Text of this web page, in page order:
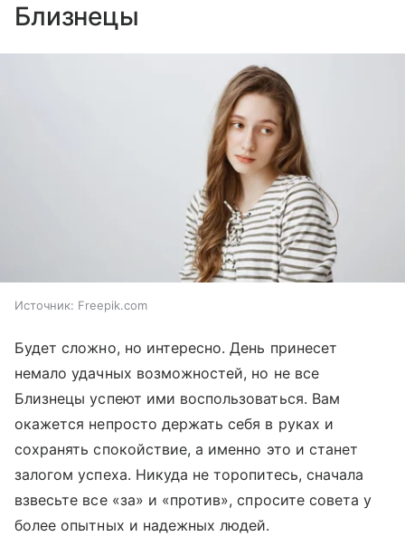
Близнецы
Источник: Freepik.com
Будет сложно, но интересно. День принесет
немало удачных возможностей, но не все
Близнецы успеют ими воспользоваться. Вам
окажется непросто держать себя в руках и
сохранять спокойствие, а именно это и станет
залогом успеха. Никуда не торопитесь, сначала
взвесьте все «за» и «против», спросите совета у
более опытных и надежных людей.